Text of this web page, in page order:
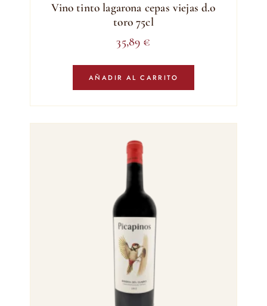
Vino tinto lagarona cepas viejas d.o
toro 75cl
35,89 €
AÑADIR AL CARRITO